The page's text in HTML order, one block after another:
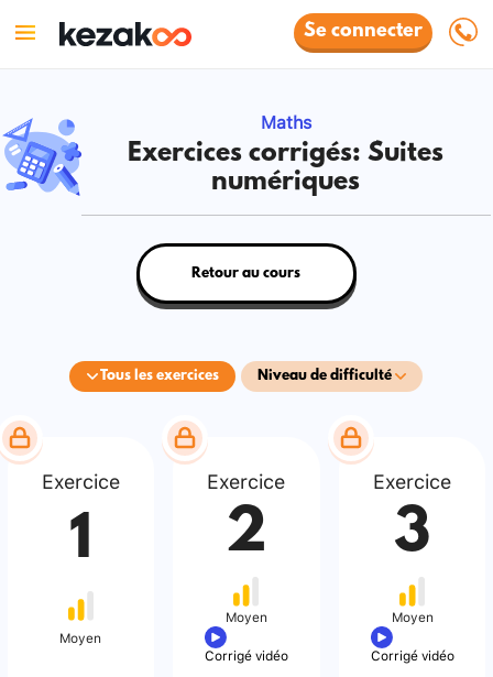
Se connecter
Maths
Exercices corrigés: Suites
numériques
Tous les exercices Niveau de difficulté
Retour au cours
Exercice
1
Moyen
Exercice
2
Moyen
Corrigé vidéo
Exercice
3
Moyen
Corrigé vidéo